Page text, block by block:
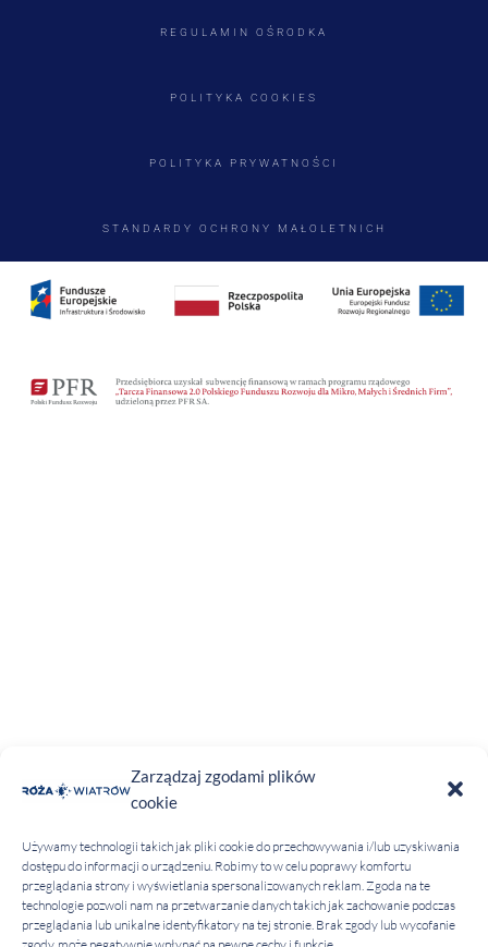
Zarządzaj zgodami plików
cookie
Używamy technologii takich jak pliki cookie do przechowywania i/lub uzyskiwania
dostępu do informacji o urządzeniu. Robimy to w celu poprawy komfortu
przeglądania strony i wyświetlania spersonalizowanych reklam. Zgoda na te
technologie pozwoli nam na przetwarzanie danych takich jak zachowanie podczas
przeglądania lub unikalne identyfikatory na tej stronie. Brak zgody lub wycofanie
REGULAMIN OŚRODKA
POLITYKA COOKIES
POLITYKA PRYWATNOŚCI
STANDARDY OCHRONY MAŁOLETNICH